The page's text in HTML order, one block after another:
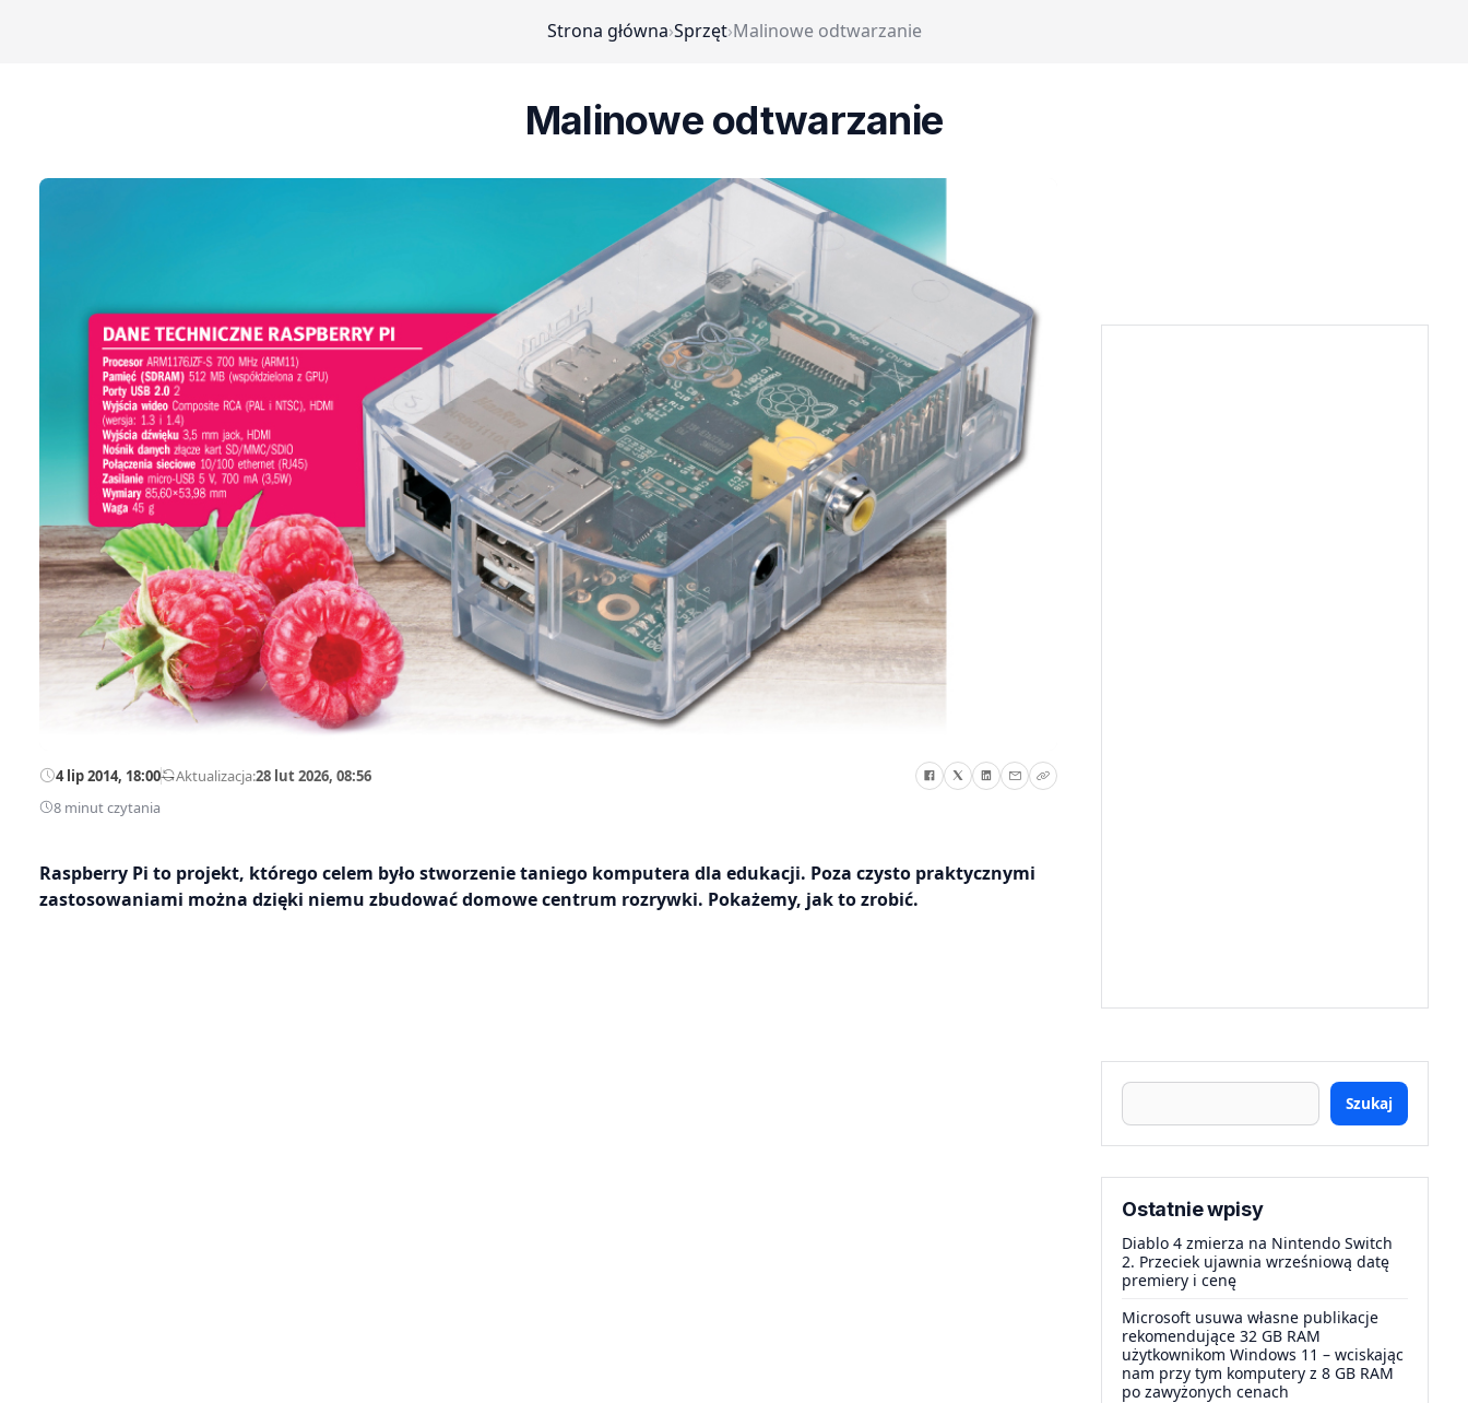
Strona główna›Sprzęt›Malinowe odtwarzanie
Malinowe odtwarzanie
4 lip 2014, 18:00—Aktualizacja:28 lut 2026, 08:56
8 minut czytania
Raspberry Pi to projekt, którego celem było stworzenie taniego komputera dla edukacji. Poza czysto praktycznymi
zastosowaniami można dzięki niemu zbudować domowe centrum rozrywki. Pokażemy, jak to zrobić.
Szukaj
Ostatnie wpisy
Diablo 4 zmierza na Nintendo Switch
2. Przeciek ujawnia wrześniową datę
premiery i cenę
Microsoft usuwa własne publikacje
rekomendujące 32 GB RAM
użytkownikom Windows 11 – wciskając
nam przy tym komputery z 8 GB RAM
po zawyżonych cenach